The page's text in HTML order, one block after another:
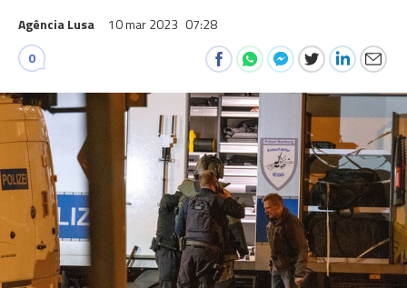
Agência Lusa 10 mar 2023 07:28
0